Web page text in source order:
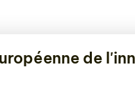
de